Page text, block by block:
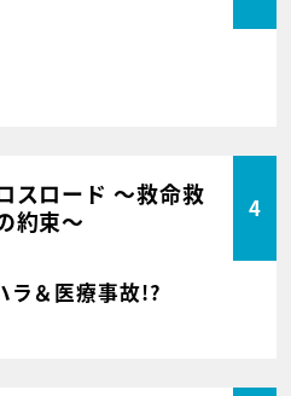
スロード ～救命救
約束～
4
＆医療事故!?